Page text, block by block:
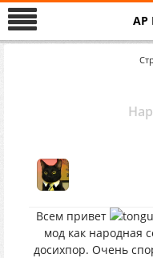
AP
Всем привет
мод как народная
досихпор. Очень